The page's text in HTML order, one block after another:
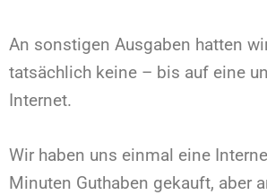
An sonstigen Ausgaben hatten
tatsächlich keine – bis auf eine
Internet.
Wir haben uns einmal eine
Minuten Guthaben gekauft, aber